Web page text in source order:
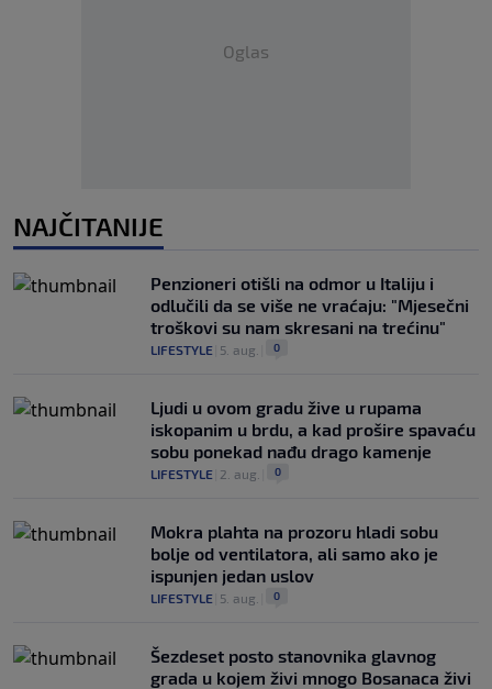
Oglas
NAJČITANIJE
Penzioneri otišli na odmor u Italiju i
odlučili da se više ne vraćaju: "Mjesečni
troškovi su nam skresani na trećinu"
LIFESTYLE 5. aug. 0
Ljudi u ovom gradu žive u rupama
iskopanim u brdu, a kad prošire spavaću
sobu ponekad nađu drago kamenje
LIFESTYLE 2. aug. 0
Mokra plahta na prozoru hladi sobu
bolje od ventilatora, ali samo ako je
ispunjen jedan uslov
LIFESTYLE 5. aug. 0
Šezdeset posto stanovnika glavnog
grada u kojem živi mnogo Bosanaca živi